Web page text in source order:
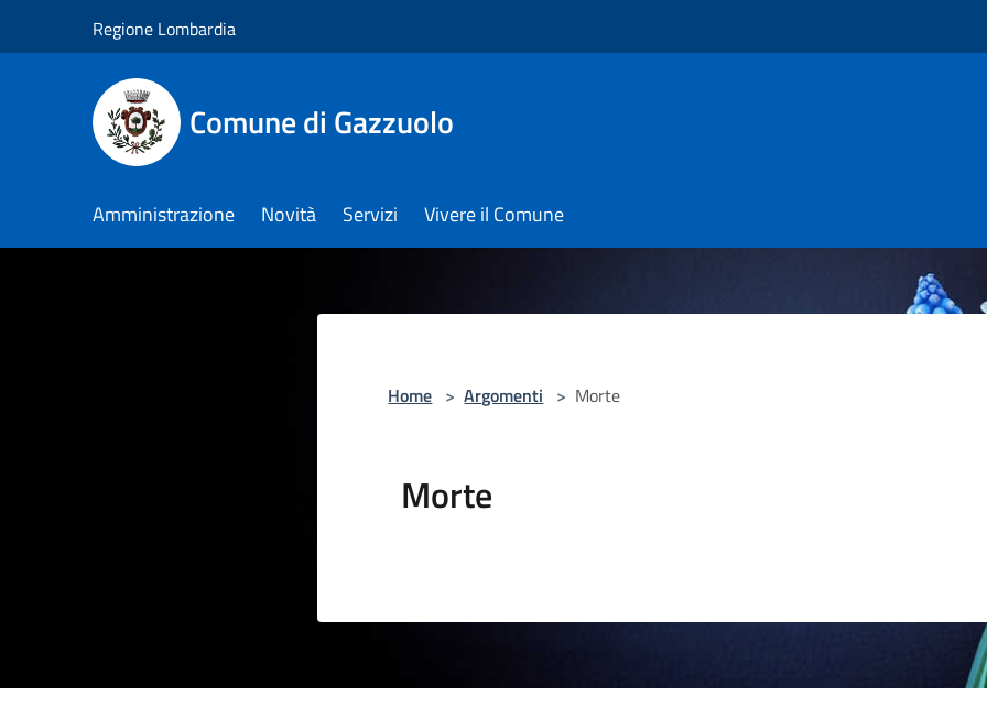
Regione Lombardia
Comune di Gazzuolo
Amministrazione Novità Servizi Vivere il Comune
Home > Argomenti > Morte
Morte